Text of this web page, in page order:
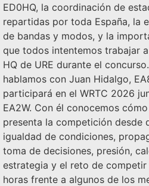
ED0HQ, la coordinación de
repartidas por toda España, la
de bandas y modos, y la
que todos intentemos trabajar
HQ de URE durante el
hablamos con Juan Hidalgo,
participará en el WRTC 2026
EA2W. Con él conocemos
presenta la competición desde
igualdad de condiciones,
toma de decisiones, presión,
estrategia y el reto de
horas frente a algunos de los